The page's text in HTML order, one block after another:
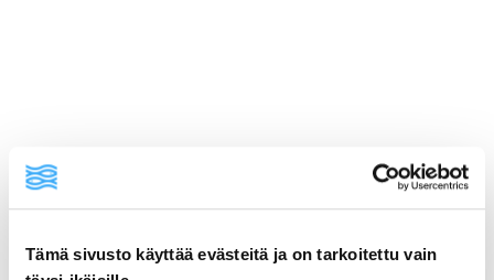
Tämä sivusto käyttää evästeitä ja on tarkoitettu vain
ainekset